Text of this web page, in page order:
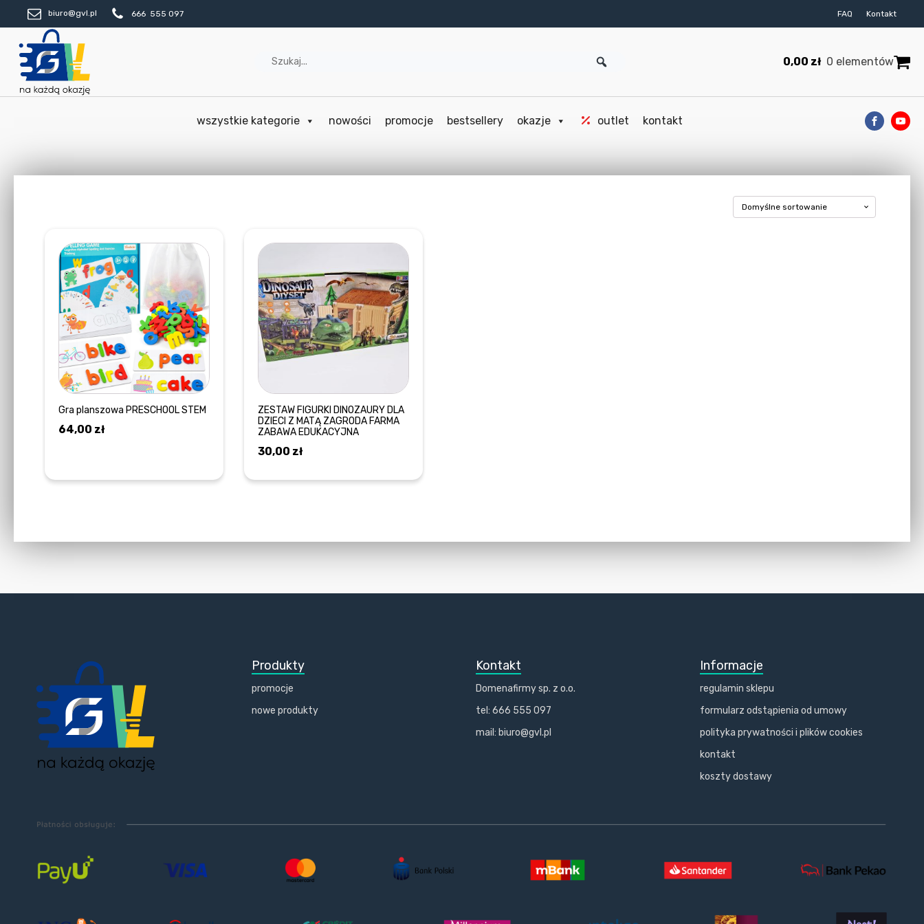
biuro@gvl.pl 666 555 097 FAQ Kontakt
0,00 zł 0 elementów
wszystkie kategorie nowości promocje bestsellery okazje outlet kontakt
Gra planszowa PRESCHOOL STEM
64,00 zł
ZESTAW FIGURKI DINOZAURY DLA
DZIECI Z MATĄ ZAGRODA FARMA
ZABAWA EDUKACYJNA
30,00 zł
Produkty
promocje
nowe produkty
Kontakt
Domenafirmy sp. z o.o.
tel: 666 555 097
mail: biuro@gvl.pl
Informacje
regulamin sklepu
formularz odstąpienia od umowy
polityka prywatności i plików cookies
kontakt
koszty dostawy